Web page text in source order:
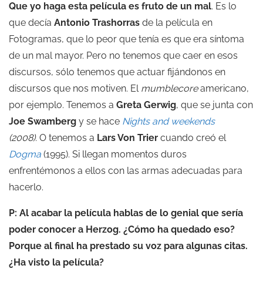
Que yo haga esta película es fruto de un mal. Es lo
que decía Antonio Trashorras de la película en
Fotogramas, que lo peor que tenía es que era síntoma
de un mal mayor. Pero no tenemos que caer en esos
discursos, sólo tenemos que actuar fijándonos en
discursos que nos motiven. El mumblecoreamericano,
por ejemplo. Tenemos a Greta Gerwig, que se junta con
Joe Swamberg y se hace Nights and weekends
(2008). O tenemos a Lars Von Trier cuando creó el
Dogma (1995). Si llegan momentos duros
enfrentémonos a ellos con las armas adecuadas para
hacerlo.
P: Al acabar la película hablas de lo genial que sería
poder conocer a Herzog. ¿Cómo ha quedado eso?
Porque al final ha prestado su voz para algunas citas.
¿Ha visto la película?